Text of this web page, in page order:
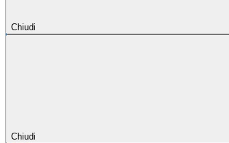
Chiudi
Chiudi